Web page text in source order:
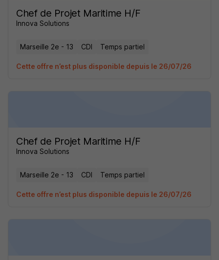
Chef de Projet Maritime H/F
Innova Solutions
Marseille 2e - 13 CDI Temps partiel
Cette offre n’est plus disponible depuis le 26/07/26
Chef de Projet Maritime H/F
Innova Solutions
Marseille 2e - 13 CDI Temps partiel
Cette offre n’est plus disponible depuis le 26/07/26